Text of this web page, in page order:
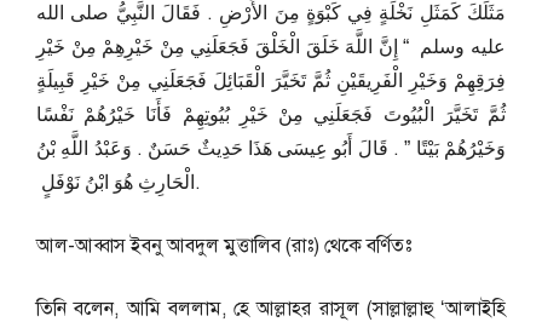
مَثَلَكَ كَمَثَلِ نَخْلَةٍ فِي كَبْوَةٍ مِنَ الأَرْضِ ‏.‏ فَقَالَ النَّبِيُّ صلى الله
عليه وسلم ‏ “‏ إِنَّ اللَّهَ خَلَقَ الْخَلْقَ فَجَعَلَنِي مِنْ خَيْرِهِمْ مِنْ خَيْرِ
فِرَقِهِمْ وَخَيْرِ الْفَرِيقَيْنِ ثُمَّ تَخَيَّرَ الْقَبَائِلَ فَجَعَلَنِي مِنْ خَيْرِ قَبِيلَةٍ
ثُمَّ تَخَيَّرَ الْبُيُوتَ فَجَعَلَنِي مِنْ خَيْرِ بُيُوتِهِمْ فَأَنَا خَيْرُهُمْ نَفْسًا
وَخَيْرُهُمْ بَيْتًا ‏”‏ ‏.‏ قَالَ أَبُو عِيسَى هَذَا حَدِيثٌ حَسَنٌ ‏.‏ وَعَبْدُ اللَّهِ بْنُ
الْحَارِثِ هُوَ ابْنُ نَوْفَلٍ ‏.
আল-আব্বাস ইবনু আবদুল মুত্তালিব (রাঃ) থেকে বর্ণিতঃ
তিনি বলেন, আমি বললাম, হে আল্লাহর রাসূল (সাল্লাল্লাহু ‘আলাইহি